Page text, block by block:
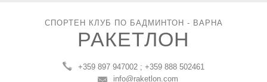
СПОРТЕН КЛУБ ПО БАДМИНТОН - ВАРНА
РАКЕТЛОН
+359 897 947002 ; +359 888 502461
info@raketlon.com